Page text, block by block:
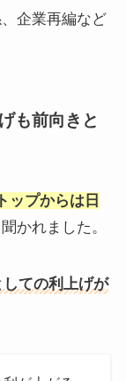
企業再編など
も前向きと
ップからは日
かれました。
ての利上げが